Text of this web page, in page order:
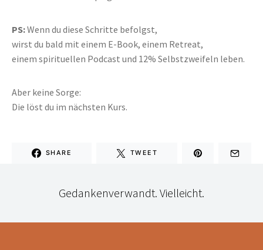
PS:Wenn du diese Schritte befolgst,
wirst du bald mit einem E-Book, einem Retreat,
einem spirituellen Podcast und 12% Selbstzweifeln leben.
Aber keine Sorge:
Die löst du im nächsten Kurs.
SHARE TWEET
Gedankenverwandt. Vielleicht.